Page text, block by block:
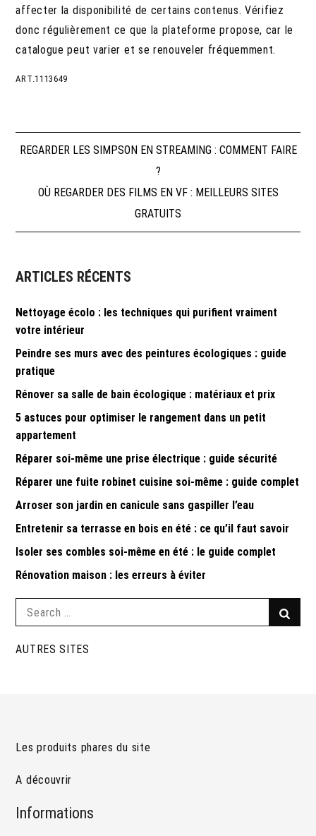
affecter la disponibilité de certains contenus. Vérifiez
donc régulièrement ce que la plateforme propose, car le
catalogue peut varier et se renouveler fréquemment.
ART.1113649
Navigation
de
l’article
REGARDER LES SIMPSON EN STREAMING : COMMENT FAIRE
?
OÙ REGARDER DES FILMS EN VF : MEILLEURS SITES
GRATUITS
ARTICLES RÉCENTS
Nettoyage écolo : les techniques qui purifient vraiment
votre intérieur
Peindre ses murs avec des peintures écologiques : guide
pratique
Rénover sa salle de bain écologique : matériaux et prix
5 astuces pour optimiser le rangement dans un petit
appartement
Réparer soi-même une prise électrique : guide sécurité
Réparer une fuite robinet cuisine soi-même : guide complet
Arroser son jardin en canicule sans gaspiller l’eau
Entretenir sa terrasse en bois en été : ce qu’il faut savoir
Isoler ses combles soi-même en été : le guide complet
Rénovation maison : les erreurs à éviter
Search
AUTRES SITES
Les produits phares du site
A découvrir
Informations